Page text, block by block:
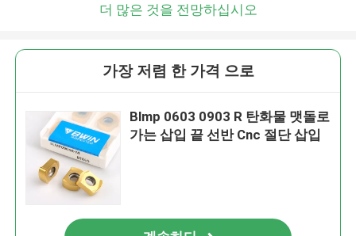
더 많은 것을 전망하십시오
가장 저렴 한 가격 으로
Blmp 0603 0903 R 탄화물 맷돌로
가는 삽입 끝 선반 Cnc 절단 삽입